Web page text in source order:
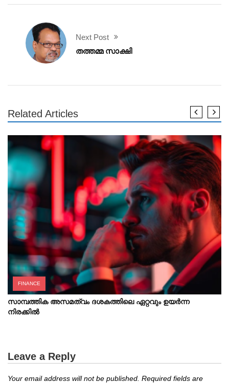
Next Post
തത്തമ്മ സാക്ഷി
Related Articles
FINANCE
സാമ്പത്തിക അസമത്വം ദശകത്തിലെ ഏറ്റവും ഉയർന്ന
നിരക്കിൽ
Leave a Reply
Your email address will not be published. Required fields are